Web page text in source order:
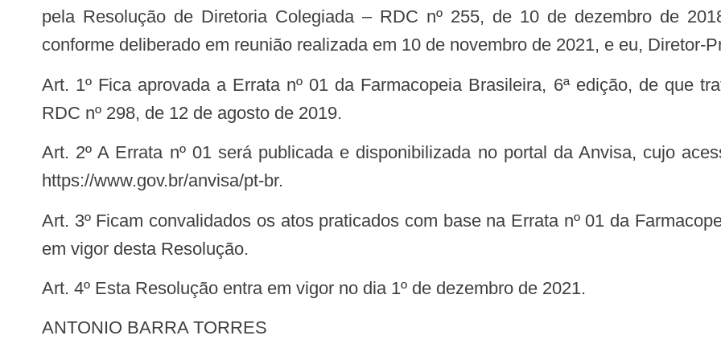
pela Resolução de Diretoria Colegiada – RDC nº 255, de 10 de dezembro de
conforme deliberado em reunião realizada em 10 de novembro de 2021, e eu, Diretor-
Art. 1º Fica aprovada a Errata nº 01 da Farmacopeia Brasileira, 6ª edição, de que trata a Resolução de Diretoria Colegiada –
RDC nº 298, de 12 de agosto de 2019.
Art. 2º A Errata nº 01 será publicada e disponibilizada no portal da Anvisa, cujo acesso encontra-se disponível pelo endereço
https://www.gov.br/anvisa/pt-br.
Art. 3º Ficam convalidados os atos praticados com base na Errata nº 01 da Farmacopeia Brasileira, 6ª edição, antes da entrada
em vigor desta Resolução.
Art. 4º Esta Resolução entra em vigor no dia 1º de dezembro de 2021.
ANTONIO BARRA TORRES